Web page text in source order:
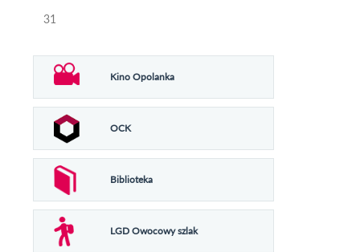
31
Kino Opolanka
OCK
Biblioteka
LGD Owocowy szlak